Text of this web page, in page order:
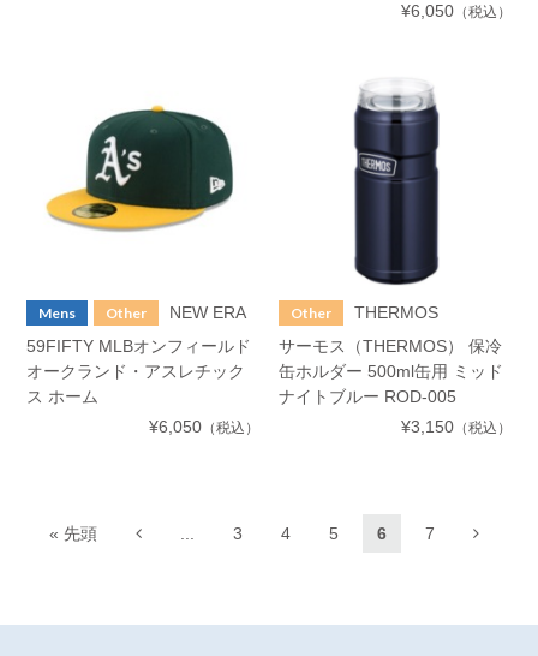
¥6,050（税込）
Mens Other
NEW ERA
59FIFTY MLBオンフィールド
オークランド・アスレチック
ス ホーム
¥6,050（税込）
Other
THERMOS
サーモス（THERMOS） 保冷
缶ホルダー 500ml缶用 ミッド
ナイトブルー ROD-005
¥3,150（税込）
« 先頭 3 4 5 6 7